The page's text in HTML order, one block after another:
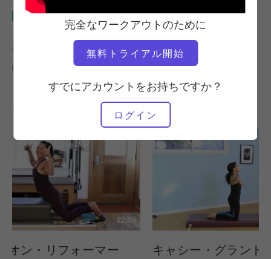
完全なワークアウトのために
無料トライアル開始
すでにアカウントをお持ちですか？
ログイン
ペド・オ・プル
の類似クラスを検索
0～10分 ペド・オ・プル
その他のワークアウト
22:04
オン・リフォーマー
キャシー・グラント